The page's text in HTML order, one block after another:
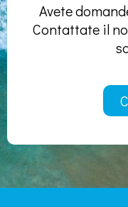
Avete
Contattate il